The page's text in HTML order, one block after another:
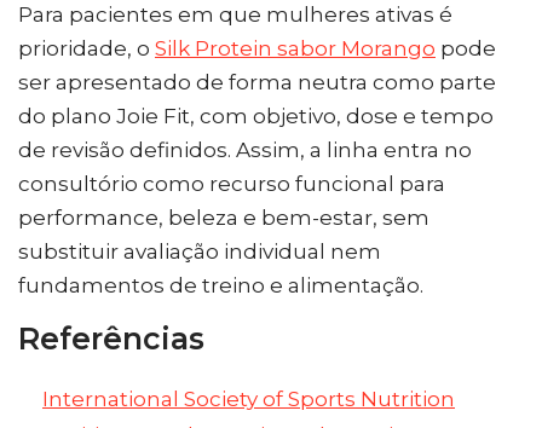
Para pacientes em que mulheres ativas é
prioridade, o Silk Protein sabor Morango pode
ser apresentado de forma neutra como parte
do plano Joie Fit, com objetivo, dose e tempo
de revisão definidos. Assim, a linha entra no
consultório como recurso funcional para
performance, beleza e bem-estar, sem
substituir avaliação individual nem
fundamentos de treino e alimentação.
Referências
International Society of Sports Nutrition